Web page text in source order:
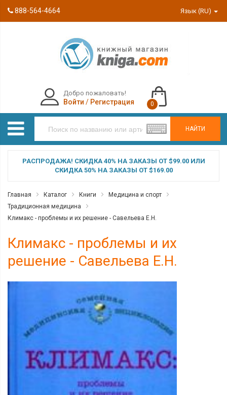
888-564-4664 Язык (RU)
НАЙТИ
Добро пожаловать!
Войти / Регистрация 0
РАСПРОДАЖА! СКИДКА 40% НА ЗАКАЗЫ ОТ $99.00 ИЛИ
СКИДКА 50% НА ЗАКАЗЫ ОТ $169.00
Главная Каталог Книги
Медицина и спорт
Традиционная медицина
Климакс - проблемы и их решение - Савельева Е.Н.
Климакс - проблемы и их
решение - Савельева Е.Н.